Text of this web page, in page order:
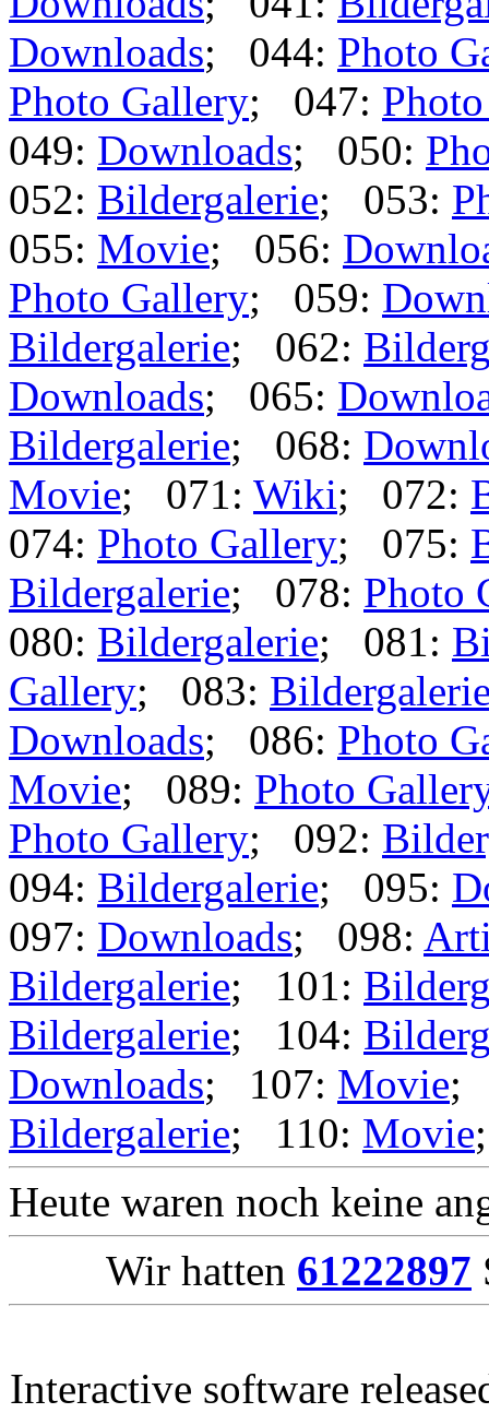
Downloads; 044: Photo
Photo Gallery; 047:
049: Downloads; 050:
052: Bildergalerie; 053:
055: Movie; 056:
Photo Gallery; 059:
Bildergalerie; 062:
Downloads; 065:
Bildergalerie; 068:
Movie; 071: Wiki; 072:
074: Photo Gallery; 075:
Bildergalerie; 078: Photo
080: Bildergalerie; 081:
Gallery; 083:
Downloads; 086: Photo
Movie; 089: Photo
Photo Gallery; 092:
094: Bildergalerie; 095:
097: Downloads; 098:
Bildergalerie; 101:
Bildergalerie; 104:
Downloads; 107: Movie;
Bildergalerie; 110: Movie
Heute waren noch keine
Wir hatten 61222897
Interactive software